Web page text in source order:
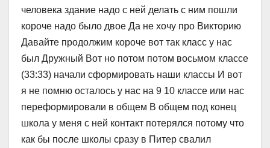
человека здание надо с ней делать с ним пошли
короче надо было двое Да не хочу про Викторию
Давайте продолжим короче вот так класс у нас
был Дружный Вот но потом потом восьмом классе
(33:33) начали сформировать наши классы И вот
я не помню осталось у нас на 9 10 классе или нас
переформировали в общем В общем под конец
школа у меня с ней контакт потерялся потому что
как бы после школы сразу в Питер свалил